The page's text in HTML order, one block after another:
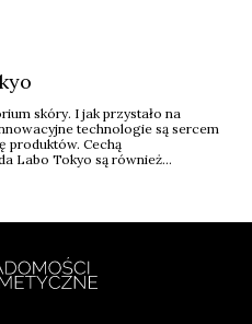
skóry. I jak przystało na
technologie są sercem
produktów. Cechą
Labo Tokyo są również